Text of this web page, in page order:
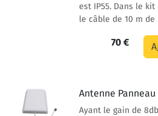
est IP55. Dans le
le câble de 10 m de
70 €
Antenne
Ayant le gain de